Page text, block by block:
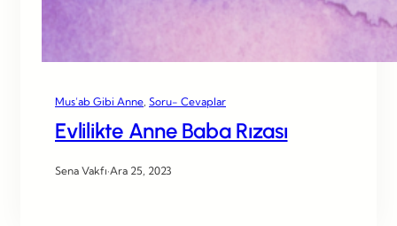
Mus’ab Gibi Anne Soru- Cevaplar
Evlilikte Anne Baba Rızası
Sena Vakfı·Ara 25, 2023